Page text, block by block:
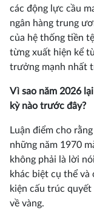
các động lực cầu
ngân hàng trung
của hệ thống tiền
từng xuất hiện kể
trưởng mạnh nhất
Vì sao năm 2026
kỳ nào trước đây?
Luận điểm cho
những năm 1970
không phải là lời
khác biệt cụ thể
kiện cấu trúc
về vàng.